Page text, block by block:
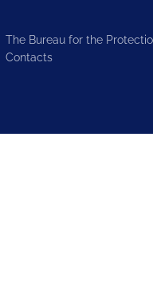
The Bureau for the
Contacts